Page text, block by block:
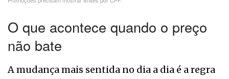
O que acontece quando o preço
não bate
A mudança mais sentida no dia a dia é a regra